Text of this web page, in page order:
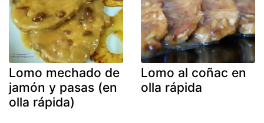
Lomo mechado de
jamón y pasas (en
olla rápida)
Lomo al coñac en
olla rápida